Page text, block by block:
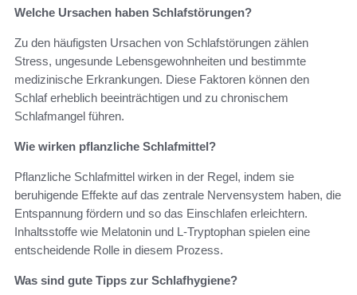
Welche Ursachen haben Schlafstörungen?
Zu den häufigsten Ursachen von Schlafstörungen zählen
Stress, ungesunde Lebensgewohnheiten und bestimmte
medizinische Erkrankungen. Diese Faktoren können den
Schlaf erheblich beeinträchtigen und zu chronischem
Schlafmangel führen.
Wie wirken pflanzliche Schlafmittel?
Pflanzliche Schlafmittel wirken in der Regel, indem sie
beruhigende Effekte auf das zentrale Nervensystem haben, die
Entspannung fördern und so das Einschlafen erleichtern.
Inhaltsstoffe wie Melatonin und L-Tryptophan spielen eine
entscheidende Rolle in diesem Prozess.
Was sind gute Tipps zur Schlafhygiene?